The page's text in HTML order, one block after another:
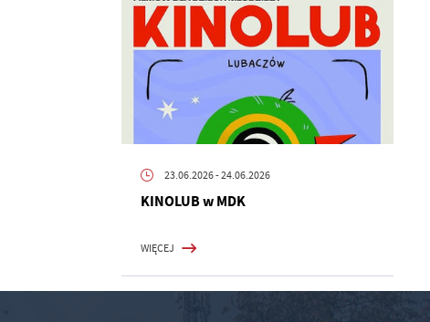
23.06.2026- 24.06.2026
KINOLUB w MDK
WIĘCEJ